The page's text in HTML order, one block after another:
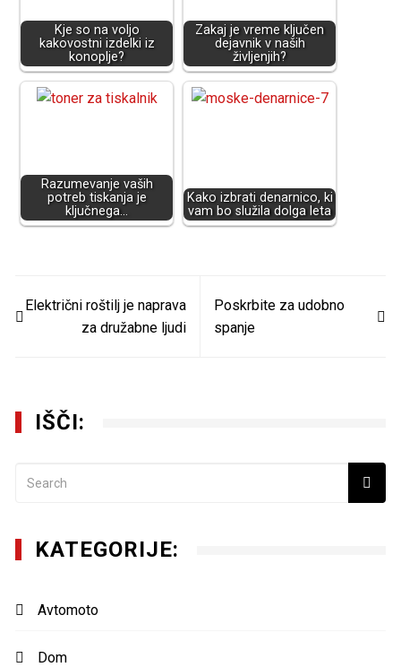
Kje so na voljo
kakovostni izdelki iz
konoplje?
Zakaj je vreme ključen
dejavnik v naših
življenjih?
Razumevanje vaših
potreb tiskanja je
ključnega…
Kako izbrati denarnico, ki
vam bo služila dolga leta
prispevka
Električni roštilj je naprava
za družabne ljudi
Poskrbite za udobno
spanje
IŠČI:
KATEGORIJE:
Avtomoto
Dom